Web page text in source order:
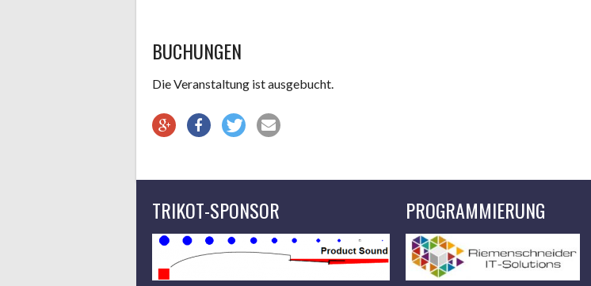
BUCHUNGEN
Die Veranstaltung ist ausgebucht.
TRIKOT-SPONSOR PROGRAMMIERUNG